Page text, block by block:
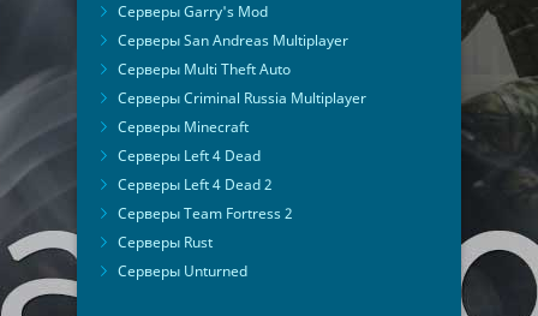
Серверы Garry's Mod
Серверы San Andreas Multiplayer
Серверы Multi Theft Auto
Серверы Criminal Russia Multiplayer
Серверы Minecraft
Серверы Left 4 Dead
Серверы Left 4 Dead 2
Серверы Team Fortress 2
Серверы Rust
Серверы Unturned